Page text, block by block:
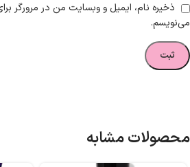
ذخیره نام، ایمیل و وبسایت من در مرورگر
می‌نویسم.
محصولات مشابه